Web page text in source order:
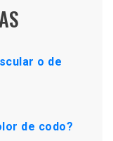
o de
de codo?